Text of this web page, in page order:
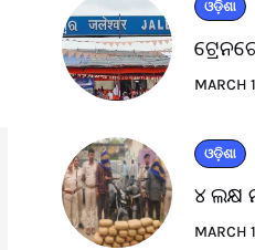
ଓଡ଼ିଶା
MARCH
ଓଡ଼ିଶା
୪ ଲକ୍ଷ
MARCH